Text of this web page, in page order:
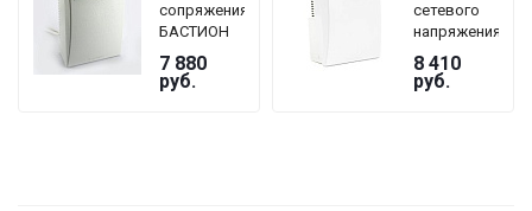
сопряжения
БАСТИОН
TEPLOCOM
GF
7 880
руб.
сетевого
напряжения
TEPLOCOM
БАСТИОН
ST-1515
8 410
руб.